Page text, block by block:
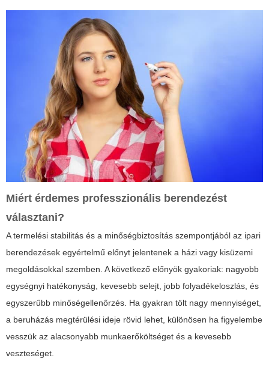
Miért érdemes professzionális berendezést
választani?
A termelési stabilitás és a minőségbiztosítás szempontjából az ipari
berendezések egyértelmű előnyt jelentenek a házi vagy kisüzemi
megoldásokkal szemben. A következő előnyök gyakoriak: nagyobb
egységnyi hatékonyság, kevesebb selejt, jobb folyadékeloszlás, és
egyszerűbb minőségellenőrzés. Ha gyakran tölt nagy mennyiséget,
a beruházás megtérülési ideje rövid lehet, különösen ha figyelembe
vesszük az alacsonyabb munkaerőköltséget és a kevesebb
veszteséget.